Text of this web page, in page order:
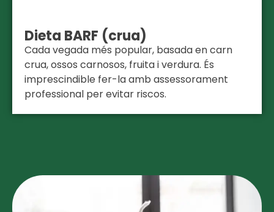
Dieta BARF (crua)
Cada vegada més popular, basada en carn
crua, ossos carnosos, fruita i verdura. És
imprescindible fer-la amb assessorament
professional per evitar riscos.